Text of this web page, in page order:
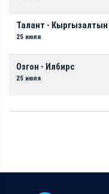
Талант - Кыргызалтын
25 июля
Озгон - Илбирс
25 июля